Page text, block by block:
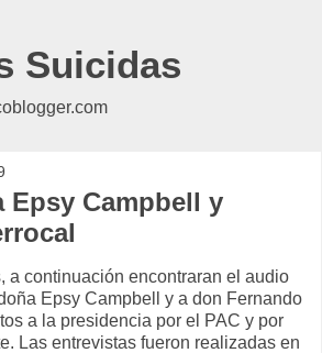
Suicidas
Epsy Campbell y
a continuación encontraran el audio
Epsy Campbell y a don Fernando
a la presidencia por el PAC y por
Las entrevistas fueron realizadas en